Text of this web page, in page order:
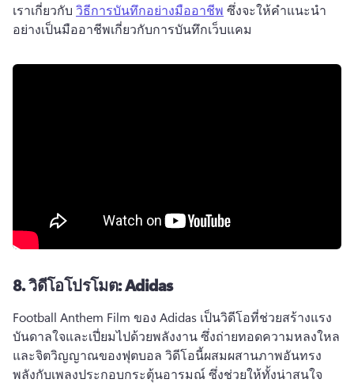
เราเกี่ยวกับ วิธีการบันทึกอย่างมืออาชีพ ซึ่งจะให้คำแนะนำ
อย่างเป็นมืออาชีพเกี่ยวกับการบันทึกเว็บแคม
8.วิดีโอโปรโมต: Adidas
Football Anthem Film ของ Adidas เป็นวิดีโอที่ช่วยสร้างแรง
บันดาลใจและเปี่ยมไปด้วยพลังงาน ซึ่งถ่ายทอดความหลงใหล
และจิตวิญญาณของฟุตบอล วิดีโอนี้ผสมผสานภาพอันทรง
พลังกับเพลงประกอบกระตุ้นอารมณ์ ซึ่งช่วยให้ทั้งน่าสนใจ